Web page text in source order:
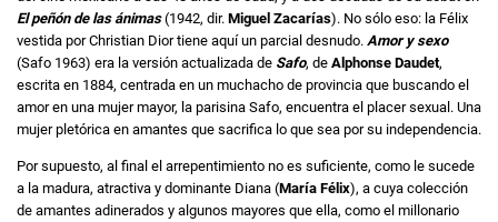
El peñón de las ánimas(1942, dir. Miguel Zacarías). No sólo eso: la Félix
vestida por Christian Dior tiene aquí un parcial desnudo. Amor y sexo
(Safo 1963) era la versión actualizada de Safo, de Alphonse Daudet,
escrita en 1884, centrada en un muchacho de provincia que buscando el
amor en una mujer mayor, la parisina Safo, encuentra el placer sexual. Una
mujer pletórica en amantes que sacrifica lo que sea por su independencia.
Por supuesto, al final el arrepentimiento no es suficiente, como le sucede
a la madura, atractiva y dominante Diana (María Félix), a cuya colección
de amantes adinerados y algunos mayores que ella, como el millonario